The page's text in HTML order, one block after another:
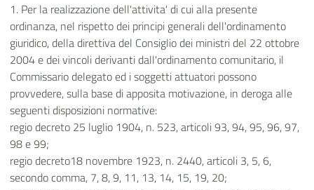
1. Per la realizzazione dell'attivita' di cui alla presente
ordinanza, nel rispetto dei principi generali dell'ordinamento
giuridico, della direttiva del Consiglio dei ministri del 22 ottobre
2004 e dei vincoli derivanti dall'ordinamento comunitario, il
Commissario delegato ed i soggetti attuatori possono
provvedere, sulla base di apposita motivazione, in deroga alle
seguenti disposizioni normative:
regio decreto 25 luglio 1904, n. 523, articoli 93, 94, 95, 96, 97,
98 e 99;
regio decreto18 novembre 1923, n. 2440, articoli 3, 5, 6,
secondo comma, 7, 8, 9, 11, 13, 14, 15, 19, 20;